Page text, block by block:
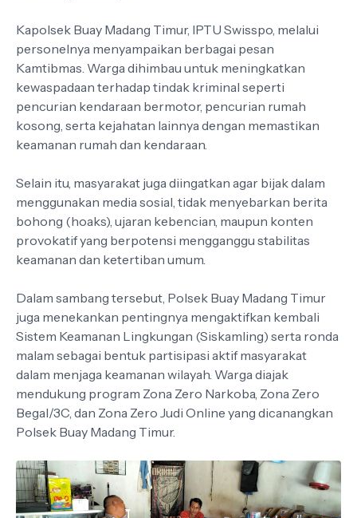
Kapolsek Buay Madang Timur, IPTU Swisspo, melalui
personelnya menyampaikan berbagai pesan
Kamtibmas. Warga dihimbau untuk meningkatkan
kewaspadaan terhadap tindak kriminal seperti
pencurian kendaraan bermotor, pencurian rumah
kosong, serta kejahatan lainnya dengan memastikan
keamanan rumah dan kendaraan.
Selain itu, masyarakat juga diingatkan agar bijak dalam
menggunakan media sosial, tidak menyebarkan berita
bohong (hoaks), ujaran kebencian, maupun konten
provokatif yang berpotensi mengganggu stabilitas
keamanan dan ketertiban umum.
Dalam sambang tersebut, Polsek Buay Madang Timur
juga menekankan pentingnya mengaktifkan kembali
Sistem Keamanan Lingkungan (Siskamling) serta ronda
malam sebagai bentuk partisipasi aktif masyarakat
dalam menjaga keamanan wilayah. Warga diajak
mendukung program Zona Zero Narkoba, Zona Zero
Begal/3C, dan Zona Zero Judi Online yang dicanangkan
Polsek Buay Madang Timur.